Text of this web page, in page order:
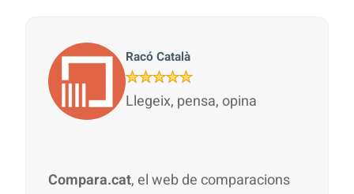
Compara.cat, el web de comparacions
Racó Català
Llegeix, pensa, opina